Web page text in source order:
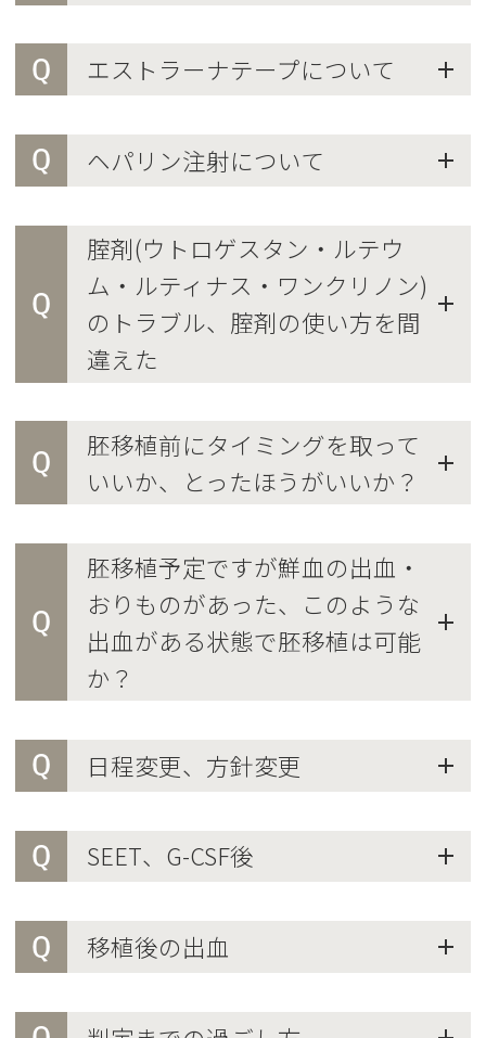
Q エストラーナテープについて
Q ヘパリン注射について
Q
腟剤(ウトロゲスタン・ルテウ
ム・ルティナス・ワンクリノン)
のトラブル、腟剤の使い方を間
違えた
Q
胚移植前にタイミングを取って
いいか、とったほうがいいか？
Q
胚移植予定ですが鮮血の出血・
おりものがあった、このような
出血がある状態で胚移植は可能
か？
Q 日程変更、方針変更
Q SEET、G-CSF後
Q 移植後の出血